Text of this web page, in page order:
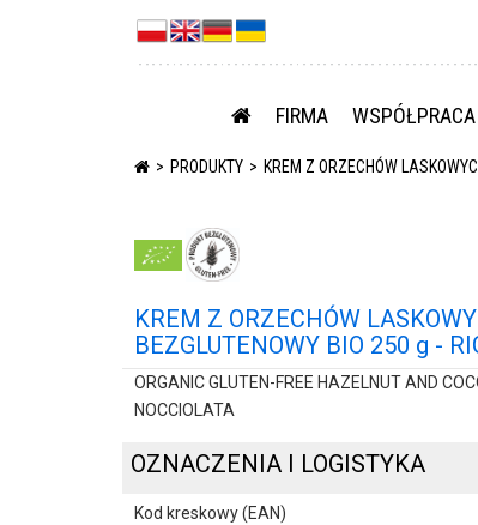
FIRMA WSPÓŁPRACA
PRODUKTY KREM Z ORZECHÓW
KREM Z ORZECHÓW
BEZGLUTENOWY BIO 250 g -
ORGANIC GLUTEN-FREE HAZELNUT AND
NOCCIOLATA
OZNACZENIA I LOGISTYKA
Kod kreskowy (EAN)